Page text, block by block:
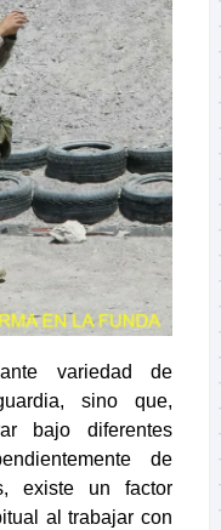
variedad de
sino que,
bajo diferentes
de
existe un factor
al trabajar con